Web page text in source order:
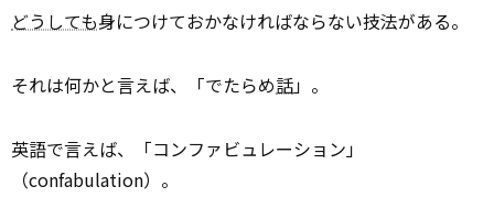
どうしても身につけておかなければならない技法がある。
それは何かと言えば、「でたらめ話」。
英語で言えば、「コンファビュレーション」
（confabulation）。